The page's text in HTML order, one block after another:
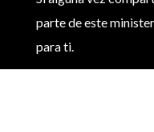
parte de este
para ti.